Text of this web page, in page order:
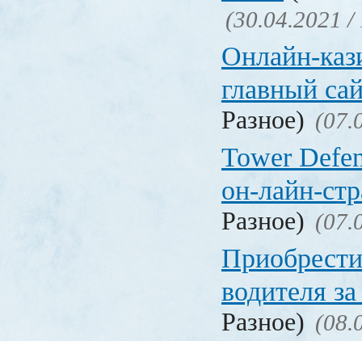
(30.04.2021 /
Онлайн-
главный
Разное)
Tower
он-лайн-
Разное)
водителя
Разное)